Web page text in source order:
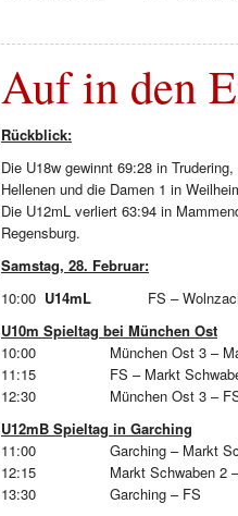
Auf in den
Rückblick:
Die U18w gewinnt 69:28 in
Hellenen und die Damen 1 in
Die U12mL verliert 63:94 in
Regensburg.
Samstag, 28. Februar:
10:00 U14mL FS –
U10m Spieltag bei München Ost
10:00 München Ost 3 –
11:15 FS – Markt
12:30 München Ost 3 –
U12mB Spieltag in Garching
11:00 Garching – Markt
12:15 Markt Schwaben 2
13:30 Garching – FS